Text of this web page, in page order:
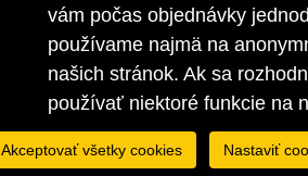
vám počas objednávky
používame najmä na
našich stránok. Ak sa
používať niektoré funkcie na
Akceptovať všetky cookies Nastaviť